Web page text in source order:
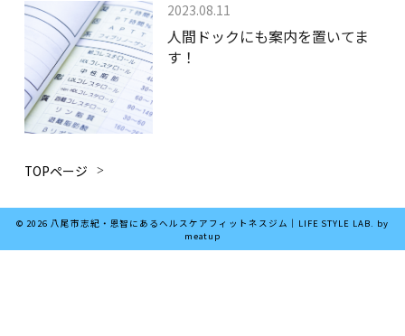
2023.08.11
人間ドックにも案内を置いてま
す！
TOPページ
© 2026 八尾市志紀・恩智にあるヘルスケアフィットネスジム｜LIFE STYLE LAB. by
meatup